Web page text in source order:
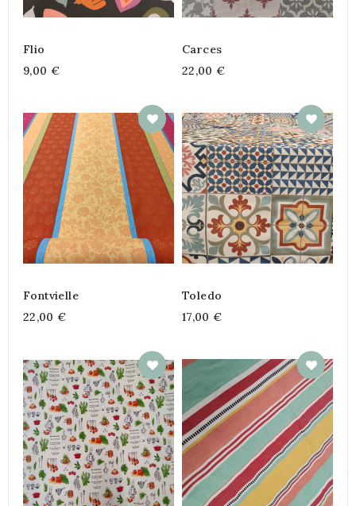
Flio
9,00 €
Carces
22,00 €
Fontvielle
22,00 €
Toledo
17,00 €